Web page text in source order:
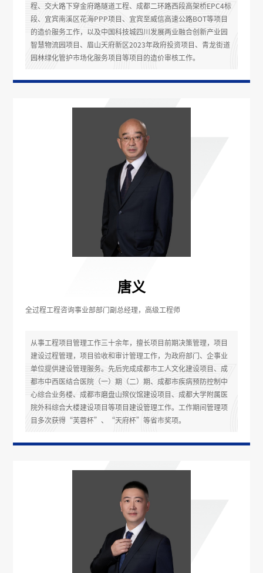
程、交大路下穿金府路隧道工程、成都二环路西段高架桥EPC4标
段、宜宾南溪区花海PPP项目、宜宾至威信高速公路BOT等项目
的造价服务工作，以及中国科技城四川发展两业融合创新产业园
智慧物流园项目、眉山天府新区2023年政府投资项目、青龙街道
园林绿化管护市场化服务项目等项目的造价审核工作。
唐义
全过程工程咨询事业部部门副总经理，高级工程师
从事工程项目管理工作三十余年，擅长项目前期决策管理，项目
建设过程管理，项目验收和审计管理工作，为政府部门、企事业
单位提供建设管理服务。先后完成成都市工人文化建设项目、成
都市中西医结合医院（一）期（二）期、成都市疾病预防控制中
心综合业务楼、成都市磨盘山殡仪馆建设项目、成都大学附属医
院外科综合大楼建设项目等项目建设管理工作。工作期间管理项
目多次获得“芙蓉杯”、“天府杯”等省市奖项。